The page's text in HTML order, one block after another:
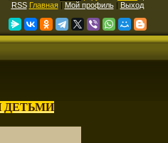
RSS Главная| Мой профиль| Выход
ДЕТЬМИ